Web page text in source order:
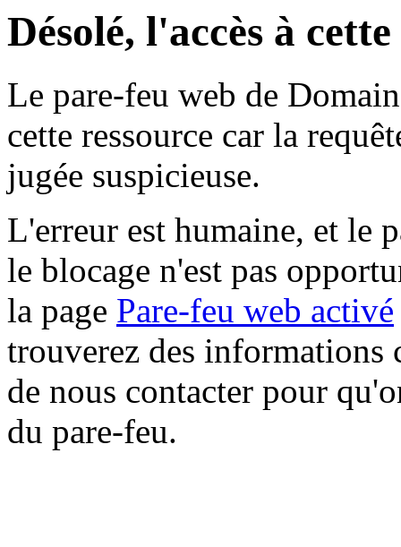
Désolé, l'accès à
Le pare-feu web de
cette ressource car la
jugée suspicieuse.
L'erreur est humaine, et le
le blocage n'est pas
la page Pare-feu web activé
trouverez des informations
de nous contacter pour
du pare-feu.